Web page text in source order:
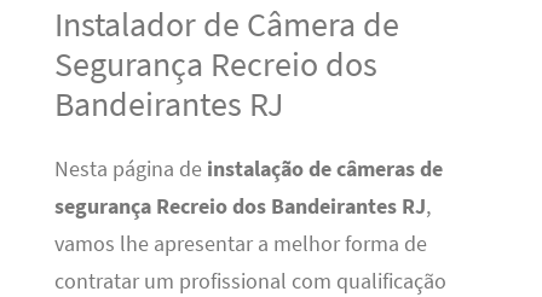
Instalador de Câmera de
Segurança Recreio dos
Bandeirantes RJ
Nesta página de instalação de câmeras de
segurança Recreio dos Bandeirantes RJ,
vamos lhe apresentar a melhor forma de
contratar um profissional com qualificação